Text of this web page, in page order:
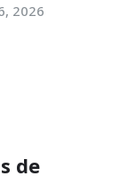
2026
de